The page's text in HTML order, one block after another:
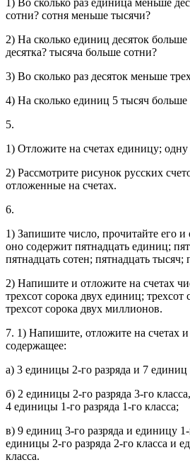
сотни? сотня меньше тысячи?
2) На сколько единиц десяток
десятка? тысяча больше сотни?
3) Во сколько раз десяток меньше
4) На сколько единиц 5 тысяч больше
5.
1) Отложите на счетах единицу;
2) Рассмотрите рисунок русских
отложенные на счетах.
6.
1) Запишите число, прочитайте его и
оно содержит пятнадцать единиц;
пятнадцать сотен; пятнадцать
2) Напишите и отложите на счетах
трехсот сорока двух единиц; трехсот
трехсот сорока двух миллионов.
7. 1) Напишите, отложите на счетах
содержащее:
а) 3 единицы 2-го разряда и 7 единиц
б) 2 единицы 2-го разряда 3-го
4 единицы 1-го разряда 1-го класса;
в) 9 единиц 3-го разряда и единицу 1-
единицы 2-го разряда 2-го класса и
класса.